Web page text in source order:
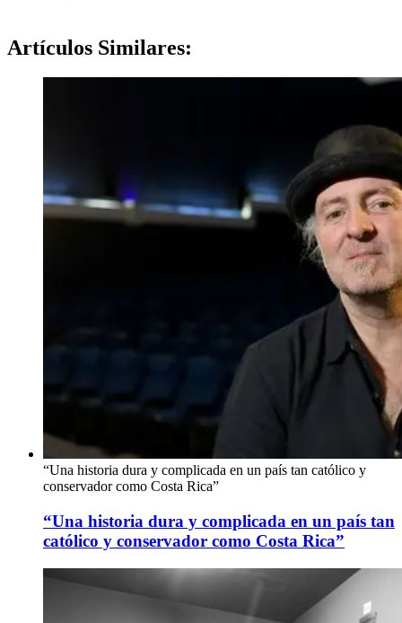
Artículos Similares:
“Una historia dura y complicada en un país tan católico y
conservador como Costa Rica”
“Una historia dura y complicada en un país tan
católico y conservador como Costa Rica”